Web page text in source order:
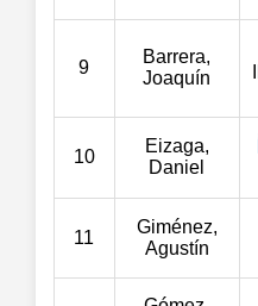
9
Barrera,
Joaquín
10
Eizaga,
Daniel
11
Giménez,
Agustín